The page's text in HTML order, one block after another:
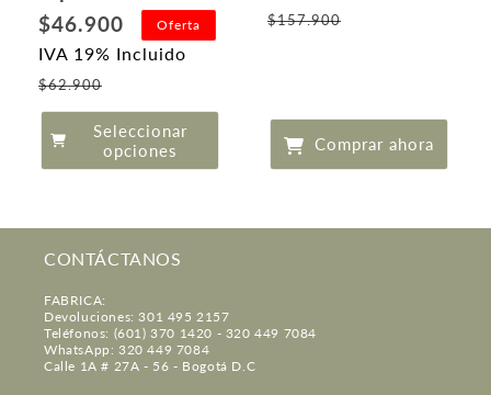
habitual
$46.900
Oferta
IVA 19% Incluido
$62.900
de
oferta
Seleccionar
opciones
$157.900
Comprar ahora
CONTÁCTANOS
FABRICA:
Devoluciones: 301 495 2157
Teléfonos: (601) 370 1420 - 320 449 7084
WhatsApp: 320 449 7084
Calle 1A # 27A - 56 - Bogotá D.C